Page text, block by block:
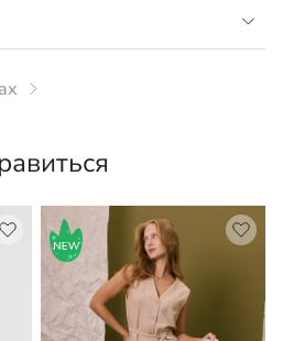
80% хлопок, 15% ПЭ, 5%
машинная стирка
при температуре не